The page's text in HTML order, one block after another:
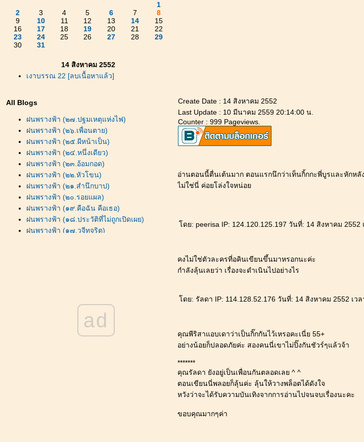
1
2
3 4 5 6 7
8
9
10 11 12 13 14
15
16
17 18 19 20 21
22
23
24 25 26 27 28
29
30
31
14 สิงหาคม 2552
เงาบรรณ 22 [ลบเนื้อหาแล้ว]
All Blogs
ฝนพรางฟ้า (๒๗.ปฐมเหตุแห่งไฟ)
ฝนพรางฟ้า (๒๖.เพื่อนตาย)
ฝนพรางฟ้า (๒๕.ผีหน้าเป็น)
ฝนพรางฟ้า (๒๔.หนึ่งเดียว)
ฝนพรางฟ้า (๒๓.อ้อมกอด)
ฝนพรางฟ้า (๒๒.หัวโขน)
ฝนพรางฟ้า (๒๑.สำนึกบาป)
ฝนพรางฟ้า (๒๐.รอยแผล)
ฝนพรางฟ้า (๑๙.คือฉัน คือเธอ)
ฝนพรางฟ้า (๑๘.ประวัติที่ไม่ถูกเปิดเผย)
ฝนพรางฟ้า (๑๗.วจีทุจริต)
ฝนพรางฟ้า (๑๐.อโหสิ)
ฝนพรางฟ้า (๙.ลางลิขิต)
ad
Create Date : 14 สิงหาคม 2552
Last Update : 10 มีนาคม 2559 20:14:00 น.
Counter : 999 Pageviews.
อ่านตอนนี้ตื่นเต้นมาก ตอนแรกนึกว่าเท็นกิ้กกะพี่บูรและหักห
ไม่ใช่นี่ ค่อยโล่งใจหน่อ
ดย: peerisa IP: 124.120.125.197 วันที่: 14 สิงหาคม 2552
คงไม่ใช่ตัวละครที่อคินเขียนขึ้นมาหรอกนะค่ะ
กำลังลุ้นเลยว่า เรื่องจะดำเนินไปอย่างไร
ดย: รัลดา IP: 114.128.52.176 วันที่: 14 สิงหาคม 2552 เวล
คุณพีริสาแอบเดาว่าเป็นกิ๊กกันไว้เหรอคะเนี่ย 55+
อย่างน้อยก็ปลอดภัยค่ะ สองคนนี่เขาไม่ปิ๊งกันชัวร์ๆแล้วจ้า
*******
คุณรัลดา ยังอยู่เป็นเพื่อนกันตลอดเลย ^ ^
ตอนเขียนนี่พลอยก็ลุ้นค่ะ ลุ้นให้วางพล็อตได้ดังใจ
หวังว่าจะได้รับความบันเทิงจากการอ่านไปจนจบเรื่องนะคะ
ขอบคุณมากๆค่า